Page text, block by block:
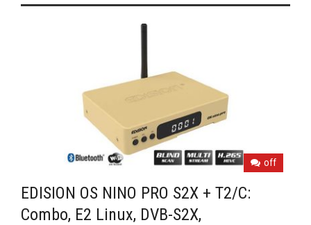
off
EDISION OS NINO PRO S2X + T2/C:
Combo, Ε2 Linux, DVB-S2X,